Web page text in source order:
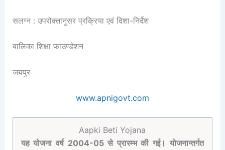
सलग्न : उपरोक्तानुसर प्रक्रिया एवं दिशा-निर्देश
बालिका शिक्षा फाउण्डेशन
जयपुर
www.apnigovt.com
Aapki Beti Yojana
यह योजना वर्ष 2004-05 से प्रारम्भ की गई। योजनान्तर्गत